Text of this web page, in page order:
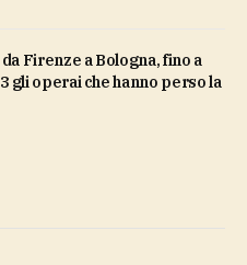
gli operai che hanno perso la